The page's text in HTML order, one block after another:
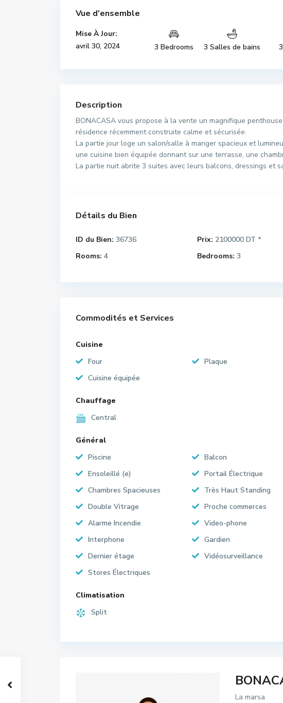
Vue d'ensemble
Mise À Jour:
avril 30, 2024
3 Bedrooms 3 Salles de bains
Description
BONACASA vous propose à la vente un magnifique
résidence récemment construite calme et sécurisée.
La partie jour loge un salon/salle à manger spacieux et
une cuisine bien équipée donnant sur une terrasse, une
La partie nuit abrite 3 suites avec leurs balcons, dressings et
Détails du Bien
ID du Bien: 36736 Prix: 2100000 DT *
Rooms: 4 Bedrooms: 3
Commodités et Services
Cuisine
Four
Plaque
Cuisine équipée
Chauffage
Central
Général
Piscine
Balcon
Ensoleillé (e)
Portail Électrique
Chambres Spacieuses
Très Haut Standing
Double Vitrage
Proche commerces
Alarme Incendie
Video-phone
Interphone
Gardien
Dernier étage
Vidéosurveillance
Stores Électriques
Climatisation
Split
La marsa